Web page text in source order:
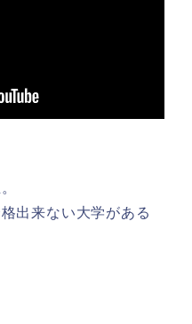
出来ない大学がある